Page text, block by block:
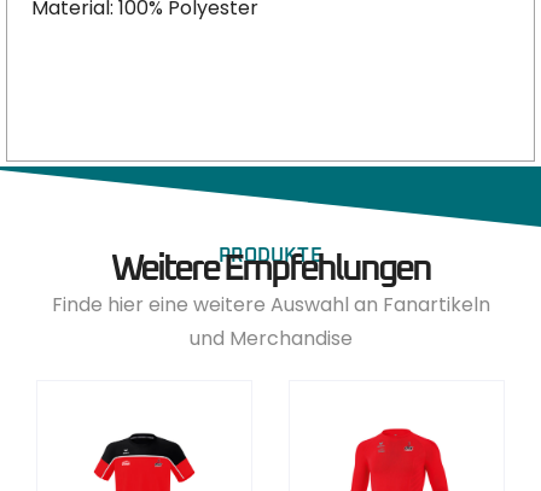
Material: 100% Polyester
PRODUKTE
Weitere Empfehlungen
Finde hier eine weitere Auswahl an Fanartikeln
und Merchandise